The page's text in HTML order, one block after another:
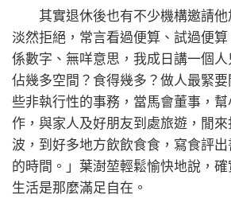
其實退休後也有不少機構邀請
淡然拒絕，常言看過便算、試過便
係數字、無咩意思，我成日講一個人
佔幾多空間？食得幾多？做人最緊
些非執行性的事務，當馬會董事，
作，與家人及好朋友到處旅遊，閒
波，到好多地方飲飲食食，寫食評
的時間。」葉澍堃輕鬆愉快地說，
生活是那麼滿足自在。